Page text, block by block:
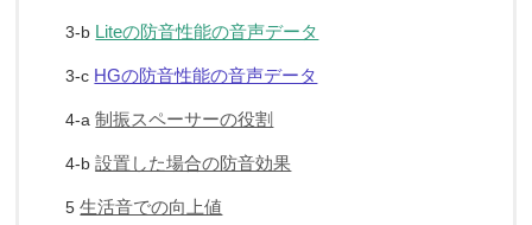
3-b Liteの防音性能の音声データ
3-c HGの防音性能の音声データ
4-a制振スペーサーの役割
4-b設置した場合の防音効果
5生活音での向上値